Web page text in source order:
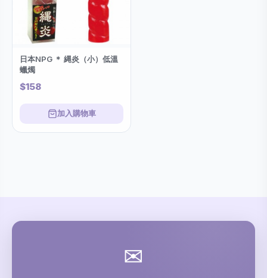
日本NPG ＊ 縄炎（小）低溫
蠟燭
$158
加入購物車
✉